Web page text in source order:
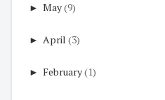
► May(9)
► April (3)
► February(1)